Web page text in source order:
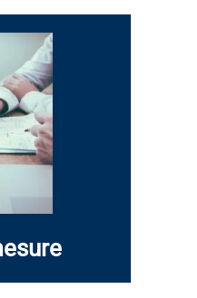
et éléments
professionnels.